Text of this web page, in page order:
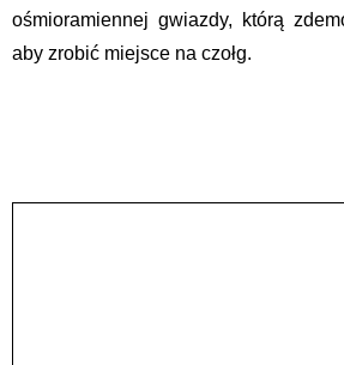
ośmioramiennej gwiazdy, którą
aby zrobić miejsce na czołg.